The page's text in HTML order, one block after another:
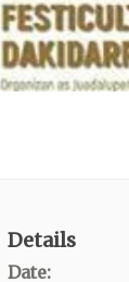
Details
Date: